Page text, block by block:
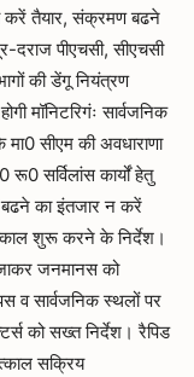
करें तैयार, संक्रमण बढने
दराज पीएचसी, सीएचसी
की डेंगू नियंत्रण
मॉनिटरिगंः सार्वजनिक
सीएम की अवधाराणा
सर्विलांस कार्यों हेतु
का इंतजार न करें
शुरू करने के निर्देश।
जनमानस को
व सार्वजनिक स्थलों पर
को सख्त निर्देश। रैपिड
सक्रिय